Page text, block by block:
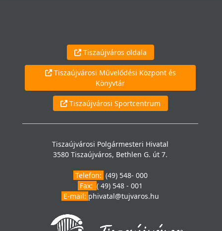
Tiszaújváros oldala
Tiszaújvárosi Művelődési Központ és
Könyvtár
Tiszaújvárosi Sportcentrum
Tiszaújvárosi Polgármesteri Hivatal
3580 Tiszaújváros, Bethlen G. út 7.
Telefon: (49) 548- 000
Fax: ( 49) 548 - 001
E-mail: phivatal@tujvaros.hu